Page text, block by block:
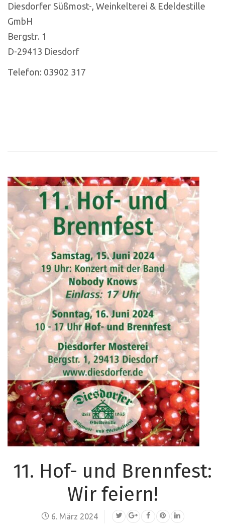
Diesdorfer Süßmost-, Weinkelterei & Edeldestille
GmbH
Bergstr. 1
D-29413 Diesdorf
Telefon: 03902 317
11. Hof- und Brennfest:
Wir feiern!
6. März 2024